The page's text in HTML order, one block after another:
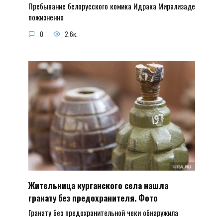
Пребывание белорусского комика Идрака Мирализаде
пожизненно
0 2.6к.
Жительница курганского села нашла
гранату без предохранителя. Фото
Гранату без предохранительной чеки обнаружила